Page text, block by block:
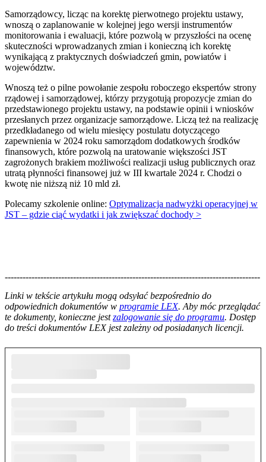
Samorządowcy, licząc na korektę pierwotnego projektu ustawy,
wnoszą o zaplanowanie w kolejnej jego wersji instrumentów
monitorowania i ewaluacji, które pozwolą w przyszłości na ocenę
skuteczności wprowadzanych zmian i konieczną ich korektę
wynikającą z praktycznych doświadczeń gmin, powiatów i
województw.
Wnoszą też o pilne powołanie zespołu roboczego ekspertów strony
rządowej i samorządowej, którzy przygotują propozycje zmian do
przedstawionego projektu ustawy, na podstawie opinii i wniosków
przesłanych przez organizacje samorządowe. Liczą też na realizację
przedkładanego od wielu miesięcy postulatu dotyczącego
zapewnienia w 2024 roku samorządom dodatkowych środków
finansowych, które pozwolą na uratowanie większości JST
zagrożonych brakiem możliwości realizacji usług publicznych oraz
utratą płynności finansowej już w III kwartale 2024 r. Chodzi o
kwotę nie niższą niż 10 mld zł.
Polecamy szkolenie online: Optymalizacja nadwyżki operacyjnej w
JST – gdzie ciąć wydatki i jak zwiększać dochody >
--------------------------------------------------------------------------------------
Linki w tekście artykułu mogą odsyłać bezpośrednio do
odpowiednich dokumentów w programie LEX. Aby móc przeglądać
te dokumenty, konieczne jestzalogowanie się do programu. Dostęp
do treści dokumentów LEX jest zależny od posiadanych licencji.